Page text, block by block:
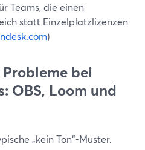
Teams, die einen
statt Einzelplatzlizenzen
)
bei
OBS, Loom und
„kein Ton“-Muster.